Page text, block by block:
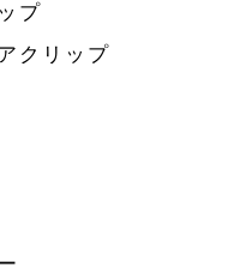
プ
クリップ